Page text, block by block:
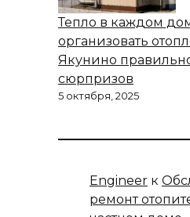
Тепло в каждом
организовать
Якунино
сюрпризов
5 октября, 2025
Engineer к
ремонт